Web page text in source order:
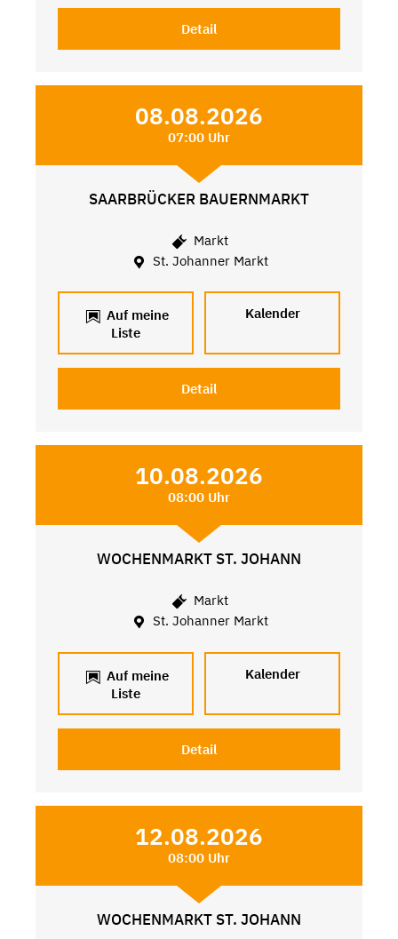
Detail
08.08.2026
07:00 Uhr
SAARBRÜCKER BAUERNMARKT
Markt
St. Johanner Markt
Auf meine
Liste
Kalender
Detail
10.08.2026
08:00 Uhr
WOCHENMARKT ST. JOHANN
Markt
St. Johanner Markt
Auf meine
Liste
Kalender
Detail
12.08.2026
08:00 Uhr
WOCHENMARKT ST. JOHANN